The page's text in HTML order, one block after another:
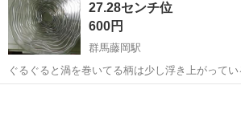
27.28センチ位
600円
群馬藤岡駅
ぐるぐると渦を巻いてる柄は少し浮き上がってい
テキですよ〜 フルーツとか乗せても合いますし